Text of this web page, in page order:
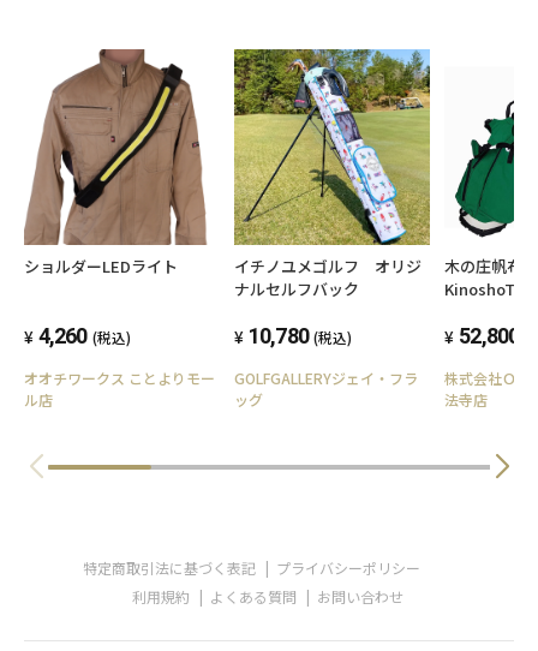
ショルダーLEDライト
4,260 (税込)
オオチワークス ことよりモー
ル店
イチノユメゴルフ オリジ
ナルセルフバック
10,780 (税込)
GOLFGALLERYジェイ・フラ
ッグ
木の庄帆布
ディバッグ
52,800
株式会社Ｏ
法寺店
特定商取引法に基づく表記
プライバシーポリシー
利用規約
よくある質問 お問い合わせ